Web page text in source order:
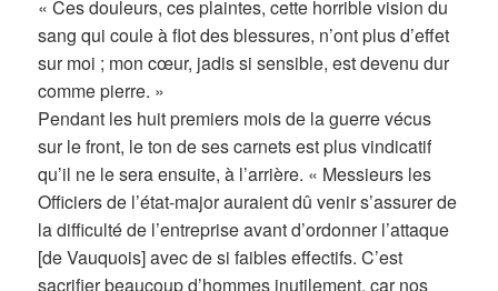
« Ces douleurs, ces plaintes, cette horrible vision du
sang qui coule à flot des blessures, n’ont plus d’effet
sur moi ; mon cœur, jadis si sensible, est devenu dur
comme pierre. »
Pendant les huit premiers mois de la guerre vécus
sur le front, le ton de ses carnets est plus vindicatif
qu’il ne le sera ensuite, à l’arrière. « Messieurs les
Officiers de l’état-major auraient dû venir s’assurer de
la difficulté de l’entreprise avant d’ordonner l’attaque
[de Vauquois] avec de si faibles effectifs. C’est
sacrifier beaucoup d’hommes inutilement, car nos